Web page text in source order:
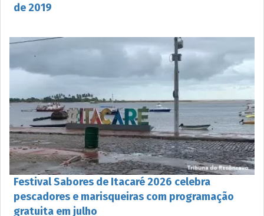
de 2019
Festival Sabores de Itacaré 2026 celebra
pescadores e marisqueiras com programação
gratuita em julho